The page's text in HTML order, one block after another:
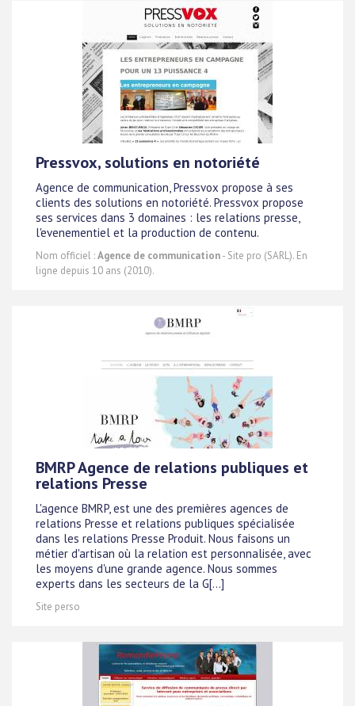
Pressvox, solutions en notoriété
Agence de communication, Pressvox propose à ses
clients des solutions en notoriété. Pressvox propose
ses services dans 3 domaines : les relations presse,
l'evenementiel et la production de contenu.
Nom officiel :Agence de communication- Site pro (SARL). En
ligne depuis 10 ans (2010).
BMRP Agence de relations publiques et
relations Presse
L'agence BMRP, est une des premières agences de
relations Presse et relations publiques spécialisée
dans les relations Presse Produit. Nous faisons un
métier d'artisan où la relation est personnalisée, avec
les moyens d'une grande agence. Nous sommes
experts dans les secteurs de la G[...]
Site perso